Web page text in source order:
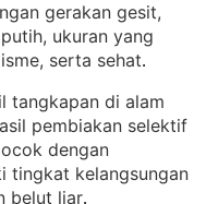
gerakan gesit,
ukuran yang
serta sehat.
tangkapan di alam
pembiakan selektif
dengan
tingkat kelangsungan
belut liar.